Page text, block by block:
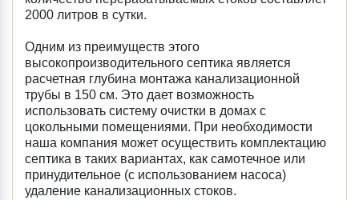
2000 литров в сутки.
Одним из преимуществ этого
высокопроизводительного септика является
расчетная глубина монтажа канализационной
трубы в 150 см. Это дает возможность
использовать систему очистки в домах с
цокольными помещениями. При необходимости
наша компания может осуществить комплектацию
септика в таких вариантах, как самотечное или
принудительное (с использованием насоса)
удаление канализационных стоков.